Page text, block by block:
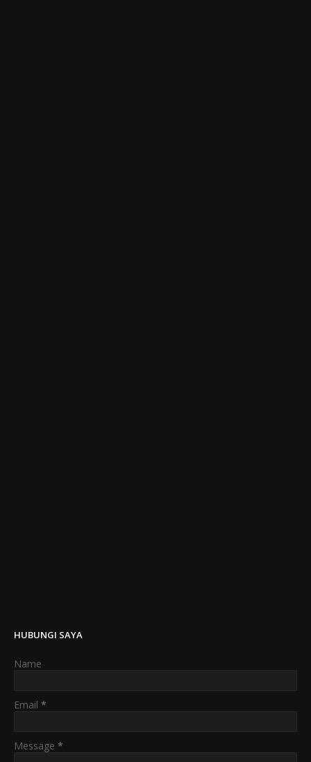
HUBUNGI SAYA
Name
Email *
Message *